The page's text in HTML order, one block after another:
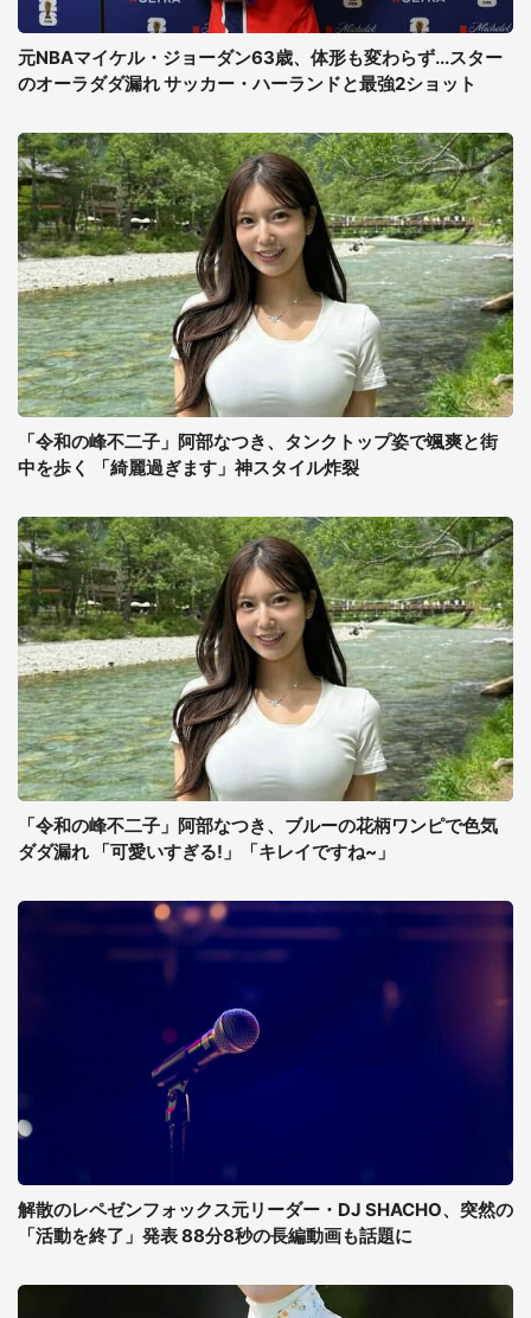
元NBAマイケル・ジョーダン63歳、体形も変わらず...スター
のオーラダダ漏れ サッカー・ハーランドと最強2ショット
「令和の峰不二子」阿部なつき、タンクトップ姿で颯爽と街
中を歩く 「綺麗過ぎます」神スタイル炸裂
「令和の峰不二子」阿部なつき、ブルーの花柄ワンピで色気
ダダ漏れ 「可愛いすぎる!」「キレイですね~」
解散のレペゼンフォックス元リーダー・DJ SHACHO、突然の
「活動を終了」発表 88分8秒の長編動画も話題に